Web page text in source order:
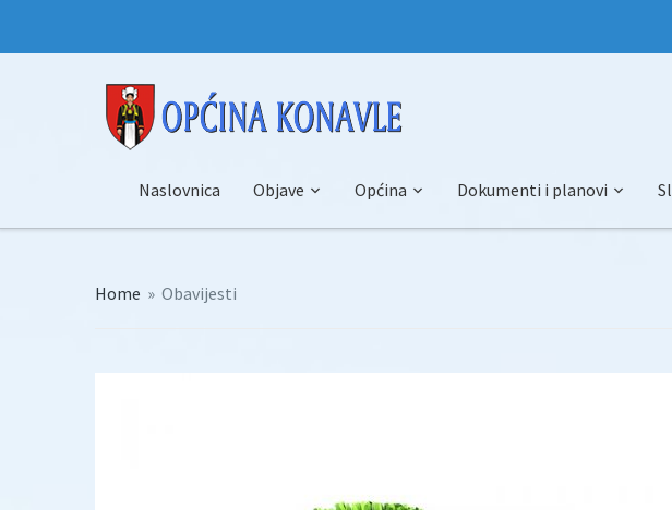
Naslovnica Objave Općina Dokumenti i planovi
Home » Obavijesti